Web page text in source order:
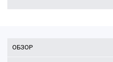
ОБЗОР